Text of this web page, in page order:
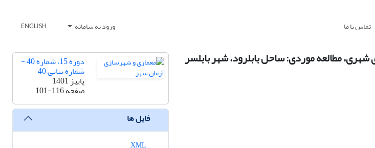
تماس با ما ورود به سامانه ENGLISH
مطالعه موردی: ساحل بابلرود، شهر بابلسر دوره 15، شماره 40 -
شماره پیاپی 40
پاییز 1401
صفحه101-116
فایل ها